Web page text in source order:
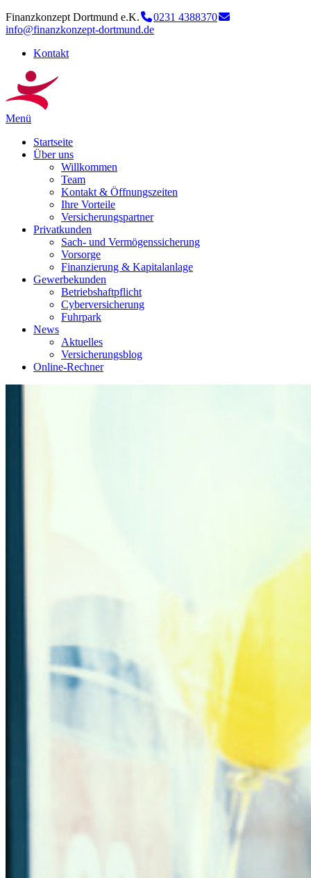
Finanzkonzept Dortmund e.K.
0231 4388370
info@finanzkonzept-dortmund.de
Kontakt
Menü
Startseite
Über uns
Willkommen
Team
Kontakt & Öffnungszeiten
Ihre Vorteile
Versicherungspartner
Privatkunden
Sach- und Vermögenssicherung
Vorsorge
Finanzierung & Kapitalanlage
Gewerbekunden
Betriebshaftpflicht
Cyberversicherung
Fuhrpark
News
Aktuelles
Versicherungsblog
Online-Rechner